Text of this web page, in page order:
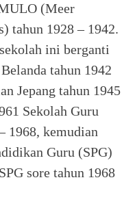
(Meer
tahun 1928 – 1942.
ini berganti
tahun 1942
Jepang tahun 1945
Sekolah Guru
1968, kemudian
Guru (SPG)
sore tahun 1968